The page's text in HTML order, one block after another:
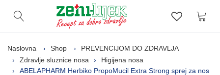
Otvori pretragu Lista
Naslovna Shop
PREVENCIJOM DO ZDRAVLJA
Zdravlje sluznice nosa
Higijena nosa
ABELAPHARM Herbiko PropoMucil Extra Strong sprej za nos